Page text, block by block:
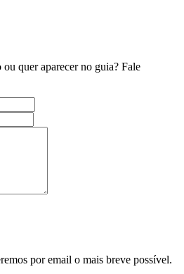
quer aparecer no guia? Fale
por email o mais breve possível.